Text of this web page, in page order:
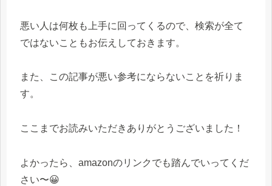
悪い人は何枚も上手に回ってくるので、検索が全て
ではないこともお伝えしておきます。
また、この記事が悪い参考にならないことを祈りま
す。
ここまでお読みいただきありがとうございました！
よかったら、amazonのリンクでも踏んでいってくだ
さい〜😀